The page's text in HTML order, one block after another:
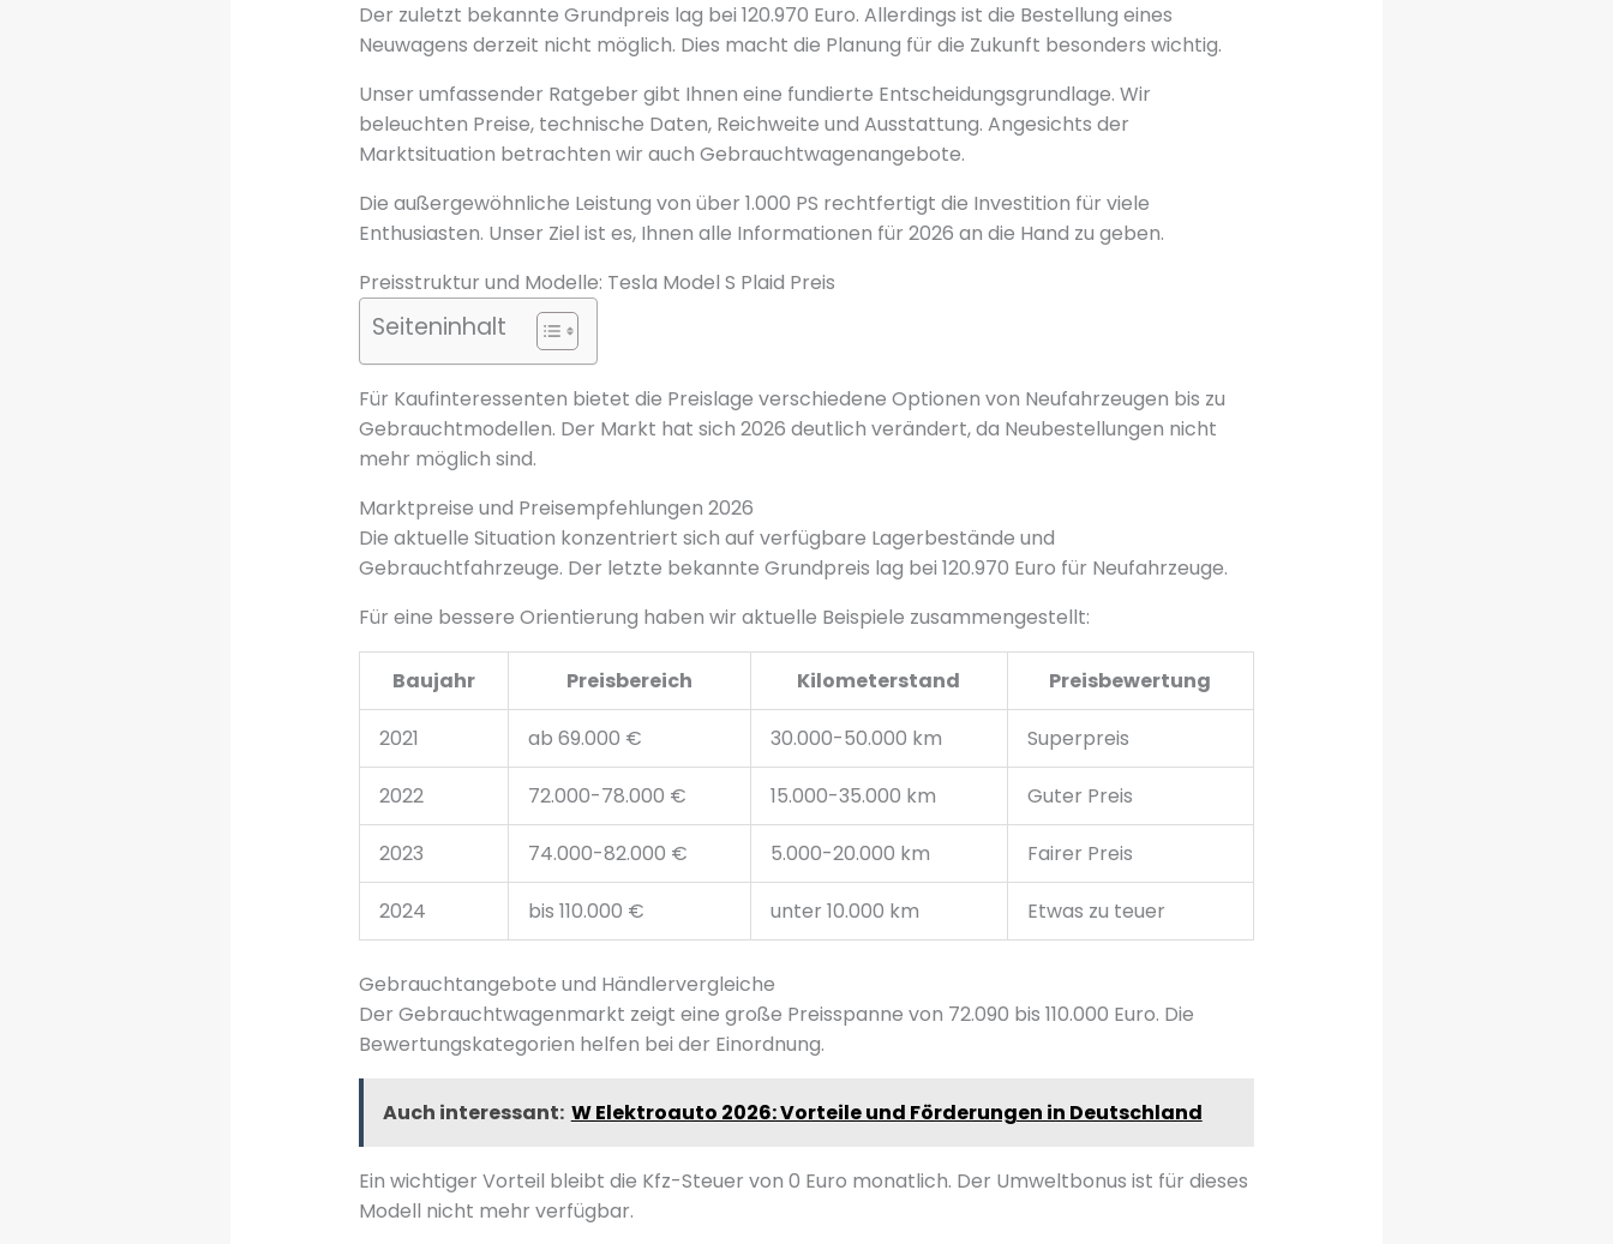
Der zuletzt bekannte Grundpreis lag bei 120.970 Euro. Allerdings ist die Bestellung eines
Neuwagens derzeit nicht möglich. Dies macht die Planung für die Zukunft besonders wichtig.
Unser umfassender Ratgeber gibt Ihnen eine fundierte Entscheidungsgrundlage. Wir
beleuchten Preise, technische Daten, Reichweite und Ausstattung. Angesichts der
Marktsituation betrachten wir auch Gebrauchtwagenangebote.
Die außergewöhnliche Leistung von über 1.000 PS rechtfertigt die Investition für viele
Enthusiasten. Unser Ziel ist es, Ihnen alle Informationen für 2026 an die Hand zu geben.
Preisstruktur und Modelle: Tesla Model S Plaid Preis
Seiteninhalt
Für Kaufinteressenten bietet die Preislage verschiedene Optionen von Neufahrzeugen bis zu
Gebrauchtmodellen. Der Markt hat sich 2026 deutlich verändert, da Neubestellungen nicht
mehr möglich sind.
Marktpreise und Preisempfehlungen 2026
Die aktuelle Situation konzentriert sich auf verfügbare Lagerbestände und
Gebrauchtfahrzeuge. Der letzte bekannte Grundpreis lag bei 120.970 Euro für Neufahrzeuge.
Für eine bessere Orientierung haben wir aktuelle Beispiele zusammengestellt:
Baujahr Preisbereich Kilometerstand Preisbewertung
2021 ab 69.000 € 30.000-50.000 km Superpreis
2022 72.000-78.000 € 15.000-35.000 km Guter Preis
2023 74.000-82.000 € 5.000-20.000 km Fairer Preis
2024 bis 110.000 € unter 10.000 km Etwas zu teuer
Gebrauchtangebote und Händlervergleiche
Der Gebrauchtwagenmarkt zeigt eine große Preisspanne von 72.090 bis 110.000 Euro. Die
Bewertungskategorien helfen bei der Einordnung.
Auch interessant: W Elektroauto 2026: Vorteile und Förderungen in Deutschland
Ein wichtiger Vorteil bleibt die Kfz-Steuer von 0 Euro monatlich. Der Umweltbonus ist für dieses
Modell nicht mehr verfügbar.